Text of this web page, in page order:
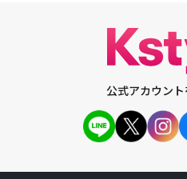
公式アカウント